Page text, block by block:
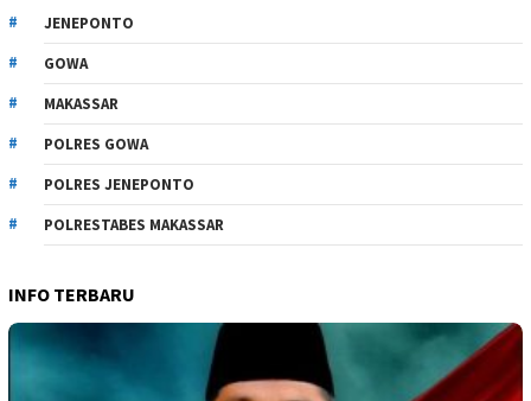
JENEPONTO
GOWA
MAKASSAR
POLRES GOWA
POLRES JENEPONTO
POLRESTABES MAKASSAR
INFO TERBARU